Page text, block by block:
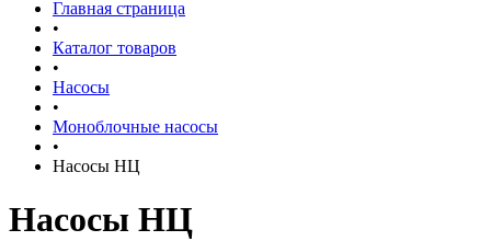
Главная страница
•
Каталог товаров
•
Насосы
•
Моноблочные насосы
•
Насосы НЦ
Насосы НЦ